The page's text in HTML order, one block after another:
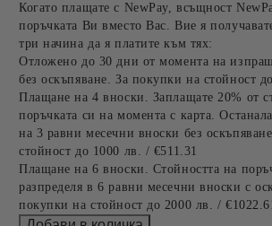
Когато плащате с NewPay, всъщност
поръчката Ви вместо Вас. Вие я
три начина да я платите към тях:
Отложено до 30 дни от момента на
без оскъпяване. За покупки на стойност
Плащане на 4 вноски. Заплащате 20% от
поръчката си на момента с карта.
на 3 равни месечни вноски без
стойност до 1000 лв. / €511.31
Плащане на 6 вноски. Стойността на
разпределя в 6 равни месечни вноски с
покупки на стойност до 2000 лв. /